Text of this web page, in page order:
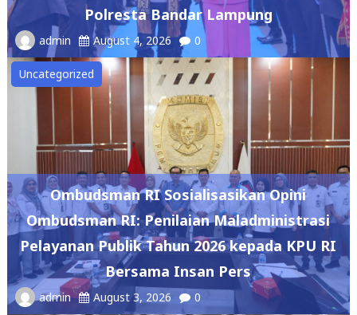
Polresta Bandar Lampung
admin August 4, 2026 0
Uncategorized
Ombudsman RI Sosialisasikan Opini
Ombudsman RI: Penilaian Maladministrasi
Pelayanan Publik Tahun 2026 kepada KPU RI
Bersama Insan Pers
admin August 3, 2026 0